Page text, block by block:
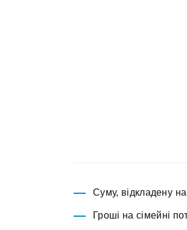
Суму, відкладену
Гроші на сімейні